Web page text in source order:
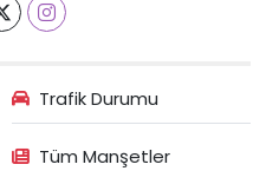
Trafik Durumu
Tüm Manşetler